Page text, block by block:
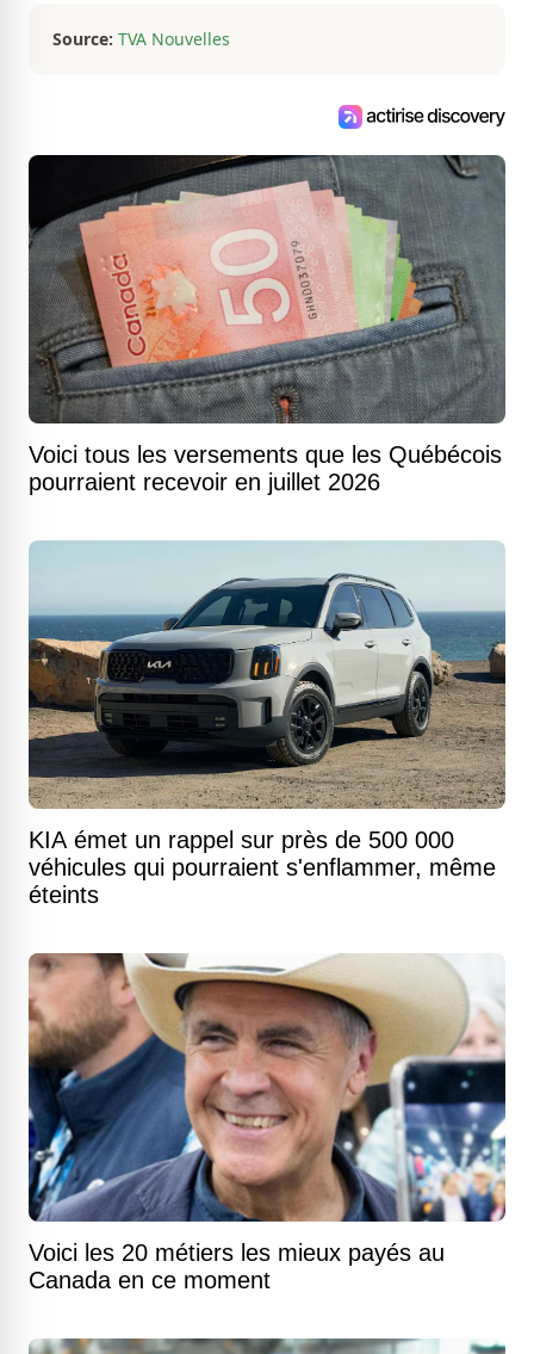
Source: TVA Nouvelles
Voici tous les versements que les Québécois
pourraient recevoir en juillet 2026
KIA émet un rappel sur près de 500 000
véhicules qui pourraient s'enflammer, même
éteints
Voici les 20 métiers les mieux payés au
Canada en ce moment